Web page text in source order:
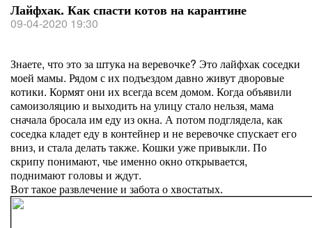
Лайфхак. Как спасти котов на карантине
09-04-2020 19:30
Знаете, что это за штука на веревочке? Это лайфхак соседки
моей мамы. Рядом с их подъездом давно живут дворовые
котики. Кормят они их всегда всем домом. Когда объявили
самоизоляцию и выходить на улицу стало нельзя, мама
сначала бросала им еду из окна. А потом подглядела, как
соседка кладет еду в контейнер и не веревочке спускает его
вниз, и стала делать также. Кошки уже привыкли. По
скрипу понимают, чье именно окно открывается,
поднимают головы и ждут.
Вот такое развлечение и забота о хвостатых.